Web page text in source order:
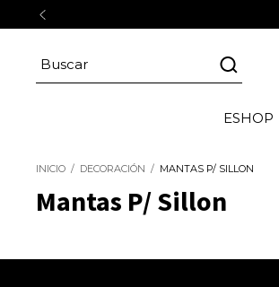
ESHOP
INICIO / DECORACIÓN / MANTAS P/ SILLON
Mantas P/ Sillon